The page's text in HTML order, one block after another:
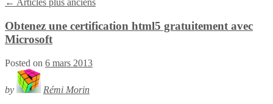
← Articles plus anciens
Obtenez une certification html5 gratuitement avec
Microsoft
Posted on 6 mars 2013
by
Rémi Morin